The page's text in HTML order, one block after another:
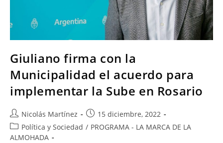
Giuliano firma con la
Municipalidad el acuerdo para
implementar la Sube en Rosario
Nicolás Martínez
15 diciembre, 2022
Política y Sociedad / PROGRAMA - LA MARCA DE LA
ALMOHADA